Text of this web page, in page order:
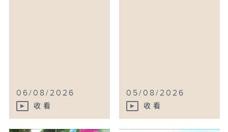
06/08/2026
收看
05/08/2026
收看